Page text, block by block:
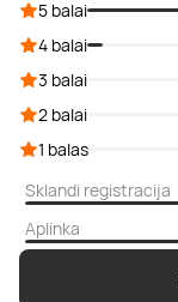
5 balai
4 balai
3 balai
2 balai
1 balas
Sklandi registracija
Aplinka